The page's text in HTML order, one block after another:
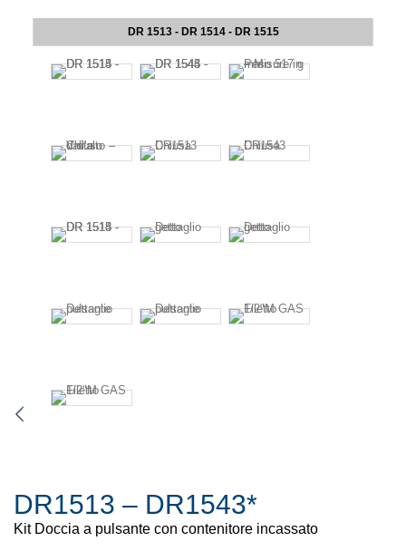
DR 1513 - DR 1514 - DR 1515
DR1513 – DR1543*
Kit Doccia a pulsante con contenitore incassato